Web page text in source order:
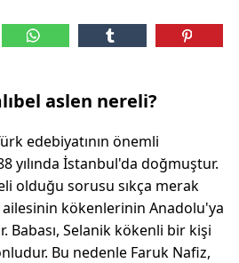
aslen nereli?
edebiyatının önemli
yılında İstanbul'da doğmuştur.
olduğu sorusu sıkça merak
ailesinin kökenlerinin Anadolu'ya
Babası, Selanik kökenli bir kişi
Bu nedenle Faruk Nafiz,